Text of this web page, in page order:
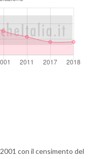
con il censimento del